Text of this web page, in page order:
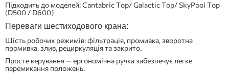
Підходить до моделей: Cantabric Top/ Galactic Top/ SkyPool Top
(D500 / D600)
Переваги шестиходового крана:
Шість робочих режимів: фільтрація, промивка, зворотна
промивка, злив, рециркуляція та закрито.
Просте керування — ергономічна ручка забезпечує легке
перемикання положень.